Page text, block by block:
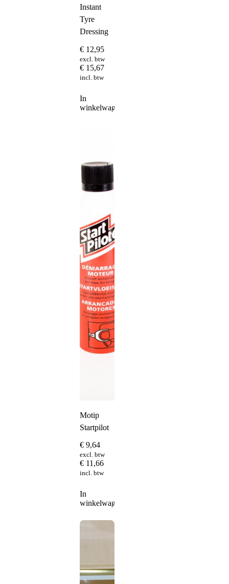
Instant
Tyre
Dressing
€ 12,95
excl. btw
€ 15,67
incl. btw
In
winkelwagen
Motip
Startpilot
€ 9,64
excl. btw
€ 11,66
incl. btw
In
winkelwagen